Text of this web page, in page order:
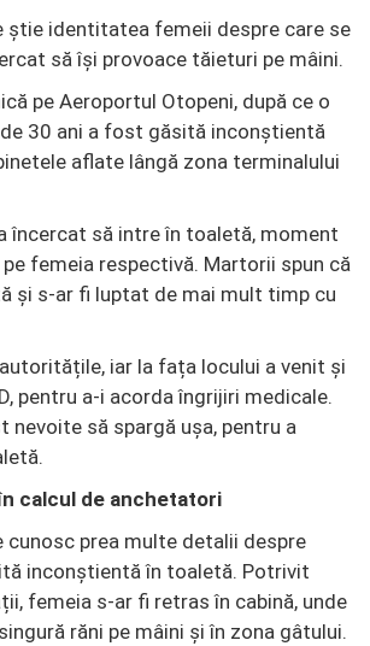
știe identitatea femeii despre care se
să își provoace tăieturi pe mâini.
pe Aeroportul Otopeni, după ce o
30 ani a fost găsită inconștientă
aflate lângă zona terminalului
încercat să intre în toaletă, moment
femeia respectivă. Martorii spun că
și s-ar fi luptat de mai mult timp cu
iar la fața locului a venit și
pentru a-i acorda îngrijiri medicale.
nevoite să spargă ușa, pentru a
calcul de anchetatori
cunosc prea multe detalii despre
inconștientă în toaletă. Potrivit
femeia s-ar fi retras în cabină, unde
răni pe mâini și în zona gâtului.